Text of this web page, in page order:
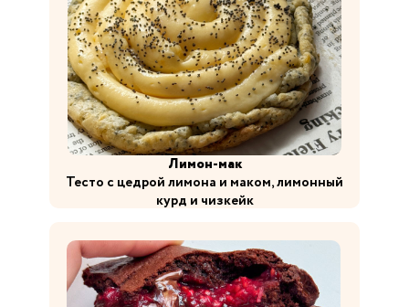
Лимон-мак
Тесто с цедрой лимона и маком, лимонный
курд и чизкейк